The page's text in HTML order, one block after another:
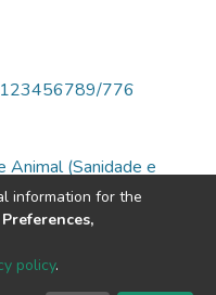
123456789/776
Animal (Sanidade e
information for the
policy.